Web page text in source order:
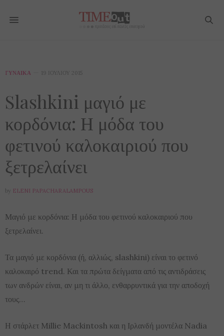
ΓΥΝΑΊΚΑ 19 ΙΟΥΛΊΟΥ 2015
Slashkini μαγιό με
κορδόνια: Η μόδα του
φετινού καλοκαιριού που
ξετρελαίνει
by ELENI PAPACHARALAMPOUS
Μαγιό με κορδόνια: Η μόδα του φετινού καλοκαιριού που
ξετρελαίνει.
Τα μαγιό με κορδόνια (ή, αλλιώς, slashkini) είναι το φετινό
καλοκαιρό trend. Και τα πρώτα δείγματα από τις αντιδράσεις
των ανδρών είναι, αν μη τι άλλο, ενθαρρυντικά για την αποδοχή
τους…
Η στάρλετ Millie Mackintosh και η Ιρλανδή μοντέλα Nadia